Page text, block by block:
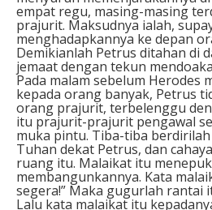
empat regu, masing-masing
prajurit. Maksudnya ialah,
menghadapkannya ke depan
Demikianlah Petrus ditahan di
jemaat dengan tekun
Pada malam sebelum Herodes
kepada orang banyak, Petrus
orang prajurit, terbelenggu
itu prajurit-prajurit pengawal
muka pintu. Tiba-tiba
Tuhan dekat Petrus, dan
ruang itu. Malaikat itu
membangunkannya. Kata
segera!” Maka gugurlah rantai
Lalu kata malaikat itu